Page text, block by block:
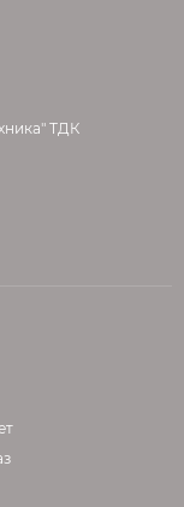
5 "Воздухотехника" ТДК